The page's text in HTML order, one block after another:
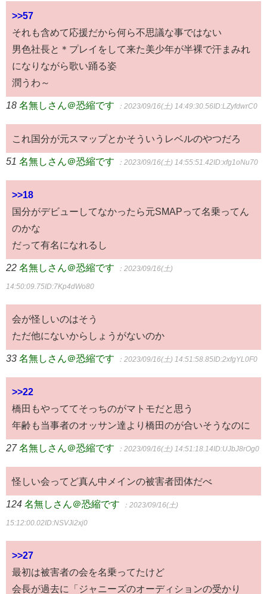
>>57
それも含めて応援だから何ら不思議な事ではない
男色社長と＊プレイをして来た美少年が半裸で汗まみれ
になりながら歌い踊る姿
潤うわ～
18 名無しさん＠恐縮です ：2023/09/16(土) 14:49:30.56ID:LZyfdwrC0
これ国分が元スマップとかそういうレベルのやつだろ
51 名無しさん＠恐縮です ：2023/09/16(土) 14:55:51.42ID:xfg1oNu70
>>18
国分がデビューしてなかったら元SMAPって名乗ってん
のかな
だって有名になれるし
22 名無しさん＠恐縮です ：2023/09/16(土)
14:50:09.75ID:7Kp4dWo80
会が怪しいのはそう
ただ他にないからしょうがないのか
33 名無しさん＠恐縮です ：2023/09/16(土) 14:51:58.85ID:2xfgYL0F0
>>22
橋田もやっててそっちのがマトモだと思う
年齢も当事者のオッサン達より橋田のが合いそうなのに
27 名無しさん＠恐縮です ：2023/09/16(土) 14:51:18.14ID:UJbJ8rOg0
怪しい会ってど真ん中メインの被害者団体だべ
124 名無しさん＠恐縮です ：2023/09/16(土)
15:12:00.02ID:NSVJi2xj0
>>27
最初は被害者の会を名乗ってたけど
会長が過去に「ジャニーズのオーディションの受かり